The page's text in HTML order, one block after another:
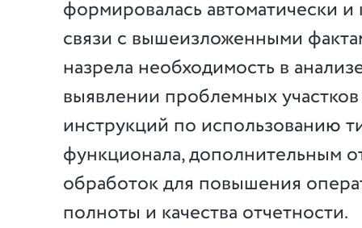
формировалась автоматически
связи с вышеизложенными
назрела необходимость в
выявлении проблемных
инструкций по использованию
функционала, дополнительным
обработок для повышения
полноты и качества отчетности.